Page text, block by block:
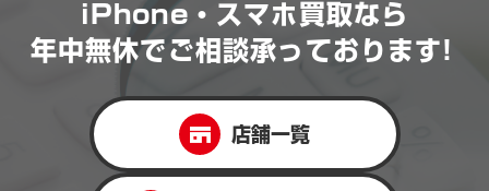
iPhone・スマホ買取なら
年中無休で ご相談承っております!
店舗一覧